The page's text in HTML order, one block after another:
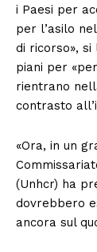
i Paesi per
per l’asilo
di ricorso», si
piani per
rientrano
contrasto
«Ora, in un
(Unhcr) ha
dovrebbero
ancora sul